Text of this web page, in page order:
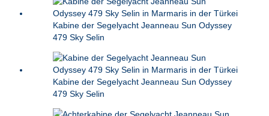
Kabine der Segelyacht Jeanneau Sun Odyssey
479 Sky Selin
Kabine der Segelyacht Jeanneau Sun Odyssey
479 Sky Selin